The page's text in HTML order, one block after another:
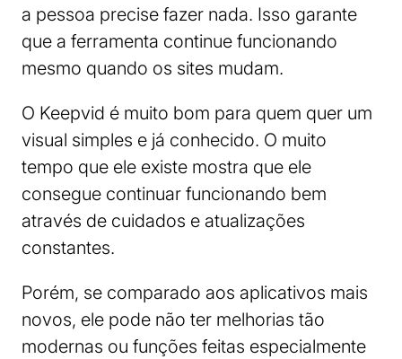
a pessoa precise fazer nada. Isso garante
que a ferramenta continue funcionando
mesmo quando os sites mudam.
O Keepvid é muito bom para quem quer um
visual simples e já conhecido. O muito
tempo que ele existe mostra que ele
consegue continuar funcionando bem
através de cuidados e atualizações
constantes.
Porém, se comparado aos aplicativos mais
novos, ele pode não ter melhorias tão
modernas ou funções feitas especialmente